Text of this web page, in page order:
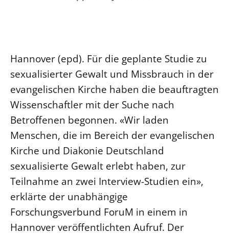
Hannover (epd). Für die geplante Studie zu
sexualisierter Gewalt und Missbrauch in der
evangelischen Kirche haben die beauftragten
Wissenschaftler mit der Suche nach
Betroffenen begonnen. «Wir laden
Menschen, die im Bereich der evangelischen
Kirche und Diakonie Deutschland
sexualisierte Gewalt erlebt haben, zur
Teilnahme an zwei Interview-Studien ein»,
erklärte der unabhängige
Forschungsverbund ForuM in einem in
Hannover veröffentlichten Aufruf. Der
LANDESKIRCHENAMT
Willkommen
Kollegium
Abteilungen des Landeskirchenamts
Rechnungsprüfungsamt
Fachstelle Sexualisierte Gewalt
Beschwerdestellen
Kirchenämter
Datenschutz
Geschäftsstelle Landessynode
Positionen
Ökumene
Religionen
Nachhaltigkeit
Erneuerbare Energien
Mobilität
Naturschutz
Gebäude
Barrierefreiheit
Presse
Freie Stellen
Service für Gemeinden
Suche